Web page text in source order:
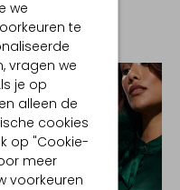
we
te
vragen we
je op
alleen de
cookies
op "Cookie-
meer
voorkeuren